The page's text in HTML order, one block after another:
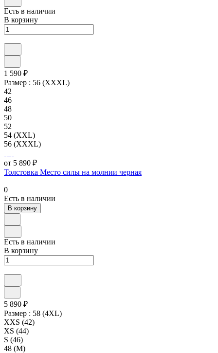
Есть в наличии
В корзину
1 590 ₽
Размер : 56 (XXXL)
42
46
48
50
52
54 (XXL)
56 (XXXL)
от 5 890 ₽
Толстовка Место силы на молнии черная
0
Есть в наличии
В корзину
Есть в наличии
В корзину
5 890 ₽
Размер : 58 (4XL)
XXS (42)
XS (44)
S (46)
48 (M)